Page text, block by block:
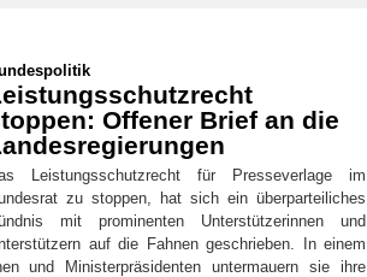
Offener Brief an die
Leistungsschutzrecht für Presseverlage im
zu stoppen, hat sich ein überparteiliches
mit prominenten Unterstützerinnen und
auf die Fahnen geschrieben. In einem
und Ministerpräsidenten untermauern sie ihre